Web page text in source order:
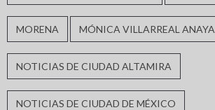
MORENA MÓNICA VILLARREAL ANAYA
NOTICIAS DE CIUDAD ALTAMIRA
NOTICIAS DE CIUDAD DE MÉXICO